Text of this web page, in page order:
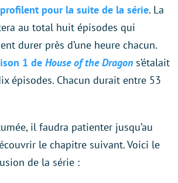
pour la suite de la série. La
au total huit épisodes qui
durer près d’une heure chacun.
1 de House of the Dragon s’étalait
épisodes. Chacun durait entre 53
il faudra patienter jusqu’au
le chapitre suivant. Voici le
de la série :